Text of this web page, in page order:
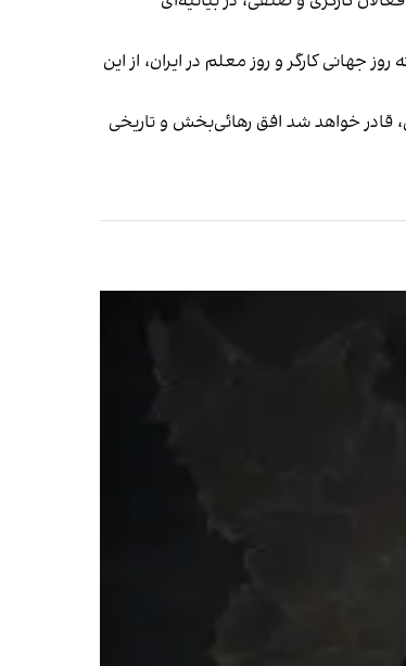
جهانی کارگر و روز معلم در ایران، از این
قادر خواهد شد افق رهائی‌بخش و تاریخی